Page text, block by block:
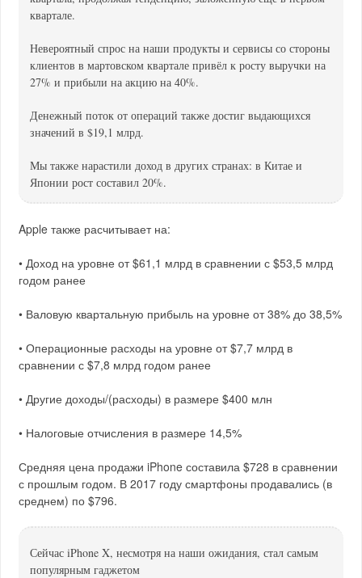
квартале.
Невероятный спрос на наши продукты и сервисы со стороны
клиентов в мартовском квартале привёл к росту выручки на
27% и прибыли на акцию на 40%.
Денежный поток от операций также достиг выдающихся
значений в $19,1 млрд.
Мы также нарастили доход в других странах: в Китае и
Японии рост составил 20%.
Apple также расчитывает на:
• Доход на уровне от $61,1 млрд в сравнении с $53,5 млрд
годом ранее
• Валовую квартальную прибыль на уровне от 38% до 38,5%
• Операционные расходы на уровне от $7,7 млрд в
сравнении с $7,8 млрд годом ранее
• Другие доходы/(расходы) в размере $400 млн
• Налоговые отчисления в размере 14,5%
Средняя цена продажи iPhone составила $728 в сравнении
с прошлым годом. В 2017 году смартфоны продавались (в
среднем) по $796.
Сейчас iPhone X, несмотря на наши ожидания, стал самым
популярным гаджетом